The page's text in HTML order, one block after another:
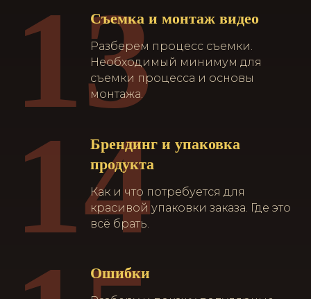
Съемка и монтаж видео
Разберем процесс съемки.
Необходимый минимум для
съемки процесса и основы
монтажа.
13
Брендинг и упаковка
продукта
Как и что потребуется для
красивой упаковки заказа. Где это
всё брать.
14
Ошибки